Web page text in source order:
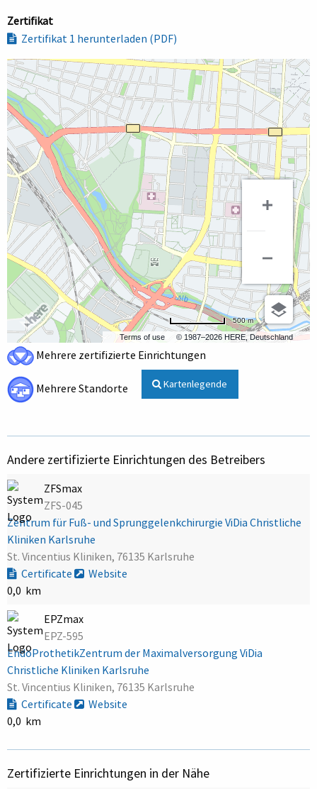
Zertifikat
Zertifikat 1 herunterladen (PDF)
Terms of use © 1987–2026 HERE, Deutschland
500 m
Mehrere zertifizierte Einrichtungen
Mehrere Standorte Kartenlegende
Andere zertifizierte Einrichtungen des Betreibers
ZFSmax
ZFS-045
Zentrum für Fuß- und Sprunggelenkchirurgie ViDia Christliche
Kliniken Karlsruhe
St. Vincentius Kliniken, 76135 Karlsruhe
Certificate
Website
0,0 km
EPZmax
EPZ-595
EndoProthetikZentrum der Maximalversorgung ViDia
Christliche Kliniken Karlsruhe
St. Vincentius Kliniken, 76135 Karlsruhe
Certificate
Website
0,0 km
Zertifizierte Einrichtungen in der Nähe